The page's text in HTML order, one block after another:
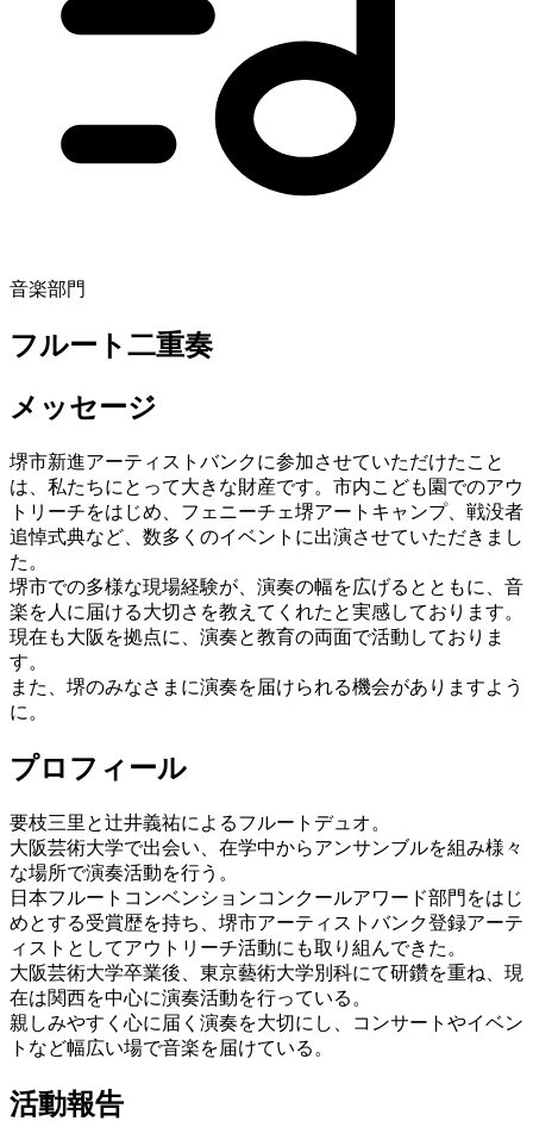
音楽部門
フルート二重奏
メッセージ
堺市新進アーティストバンクに参加させていただけたこと
は、私たちにとって大きな財産です。市内こども園でのアウ
トリーチをはじめ、フェニーチェ堺アートキャンプ、戦没者
追悼式典など、数多くのイベントに出演させていただきまし
た。
堺市での多様な現場経験が、演奏の幅を広げるとともに、音
楽を人に届ける大切さを教えてくれたと実感しております。
現在も大阪を拠点に、演奏と教育の両面で活動しておりま
す。
また、堺のみなさまに演奏を届けられる機会がありますよう
に。
プロフィール
要枝三里と辻井義祐によるフルートデュオ。
大阪芸術大学で出会い、在学中からアンサンブルを組み様々
な場所で演奏活動を行う。
日本フルートコンベンションコンクールアワード部門をはじ
めとする受賞歴を持ち、堺市アーティストバンク登録アーテ
ィストとしてアウトリーチ活動にも取り組んできた。
大阪芸術大学卒業後、東京藝術大学別科にて研鑽を重ね、現
在は関西を中心に演奏活動を行っている。
親しみやすく心に届く演奏を大切にし、コンサートやイベン
トなど幅広い場で音楽を届けている。
活動報告